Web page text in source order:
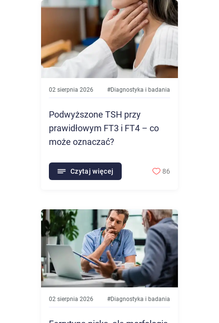
02 sierpnia 2026 #Diagnostyka i badania
Podwyższone TSH przy
prawidłowym FT3 i FT4 – co
może oznaczać?
Czytaj więcej 86
02 sierpnia 2026 #Diagnostyka i badania